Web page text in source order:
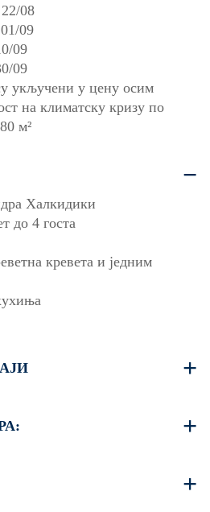
22/08
01/09
09
09
укључени у цену осим
на климатску кризу по
м²
Халкидики
до 4 госта
кревета и једним
одјаве